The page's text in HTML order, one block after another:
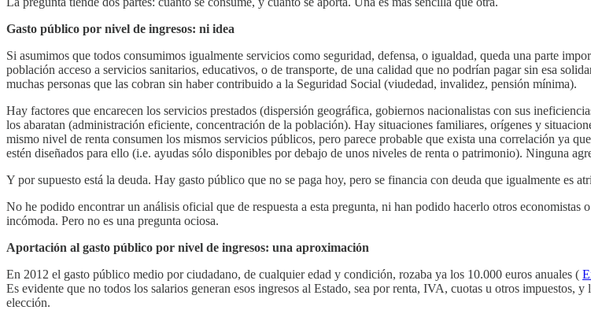
Gasto público por nivel de ingresos: ni idea
Si asumimos que todos consumimos igualmente servicios como seguridad, defensa, o igualdad, queda una parte
población acceso a servicios sanitarios, educativos, o de transporte, de una calidad que no podrían pagar sin esa
muchas personas que las cobran sin haber contribuido a la Seguridad Social (viudedad, invalidez, pensión mínima).
Hay factores que encarecen los servicios prestados (dispersión geográfica, gobiernos nacionalistas con sus
los abaratan (administración eficiente, concentración de la población). Hay situaciones familiares, orígenes y
mismo nivel de renta consumen los mismos servicios públicos, pero parece probable que exista una correlación ya
estén diseñados para ello (i.e. ayudas sólo disponibles por debajo de unos niveles de renta o patrimonio). Ninguna
Y por supuesto está la deuda. Hay gasto público que no se paga hoy, pero se financia con deuda que igualmente es
No he podido encontrar un análisis oficial que de respuesta a esta pregunta, ni han podido hacerlo otros
incómoda. Pero no es una pregunta ociosa.
Aportación al gasto público por nivel de ingresos: una aproximación
En 2012 el gasto público medio por ciudadano, de cualquier edad y condición, rozaba ya los 10.000 euros anuales (
Es evidente que no todos los salarios generan esos ingresos al Estado, sea por renta, IVA, cuotas u otros
elección.